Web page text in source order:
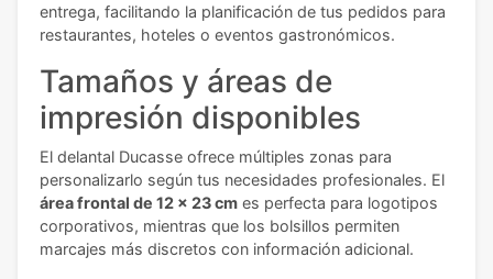
entrega, facilitando la planificación de tus pedidos para
restaurantes, hoteles o eventos gastronómicos.
Tamaños y áreas de
impresión disponibles
El delantal Ducasse ofrece múltiples zonas para
personalizarlo según tus necesidades profesionales. El
área frontal de 12 x 23 cm es perfecta para logotipos
corporativos, mientras que los bolsillos permiten
marcajes más discretos con información adicional.